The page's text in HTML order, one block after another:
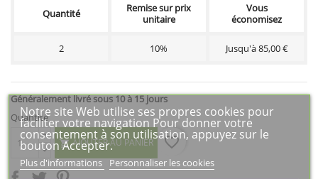
Quantité
Remise sur prix
unitaire
Vous
économisez
2 10% Jusqu'à 85,00 €
Généralement livré sous 10 à 15 jours
Quantité
 AJOUTER AU PANIER favorite_border
Notre site Web utilise ses propres cookies pour
faciliter votre navigation Pour donner votre
consentement à son utilisation, appuyez sur le
bouton Accepter.
Plus d'informations Personnaliser les cookies